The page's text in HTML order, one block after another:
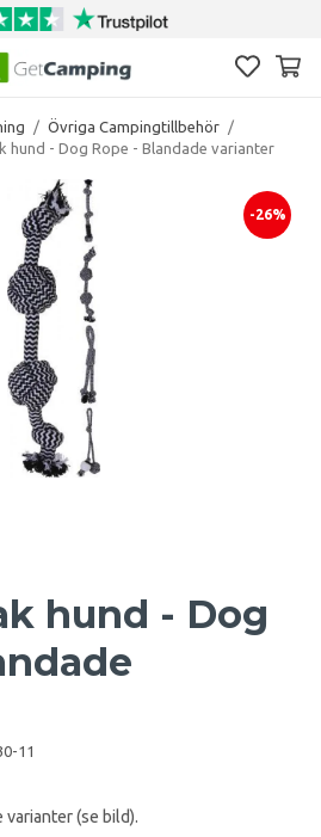
/ Övriga Campingtillbehör /
hund - Dog Rope - Blandade varianter
-26%
hund - Dog
11
(se bild).